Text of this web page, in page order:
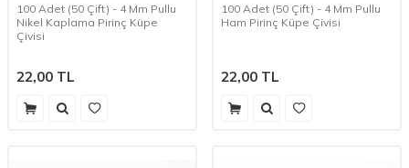
100 Adet (50 Çift) - 4 Mm Pullu
Nikel Kaplama Pirinç Küpe
Çivisi
22,00 TL
100 Adet (50 Çift) - 4 Mm Pullu
Ham Pirinç Küpe Çivisi
22,00 TL